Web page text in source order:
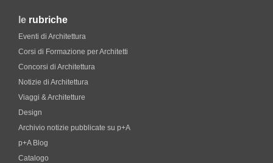
le rubriche
Eventi di Architettura
Corsi di Formazione per Architetti
Concorsi di Architettura
Notizie di Architettura
Viaggi & Architetture
Design
Archivio notizie pubblicate su p+A
p+A Blog
Catalogo